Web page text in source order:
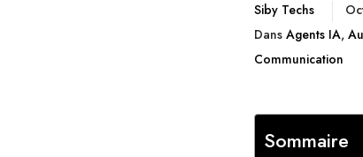
Siby Techs
Dans Agents IA,
Communication
Sommaire